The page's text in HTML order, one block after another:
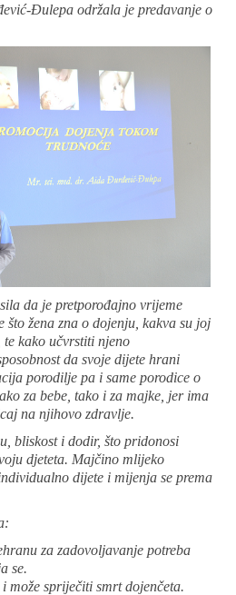
Đulepa održala je predavanje o
da je pretporođajno vrijeme
što žena zna o dojenju, kakva su joj
kako učvrstiti njeno
da svoje dijete hrani
porodilje pa i same porodice o
za bebe, tako i za majke, jer ima
na njihovo zdravlje.
bliskost i dodir, što pridonosi
djeteta. Majčino mlijeko
dijete i mijenja se prema
za zadovoljavanje potreba
se.
može spriječiti smrt dojenčeta.